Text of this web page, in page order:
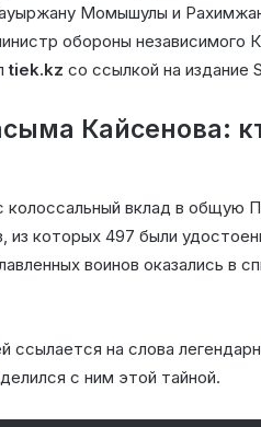
Момышулы и
обороны независимого
tiek.kz со ссылкой на издание
Кайсенова:
колоссальный вклад в общую
из которых 497 были
воинов оказались в
ссылается на слова
с ним этой тайной.